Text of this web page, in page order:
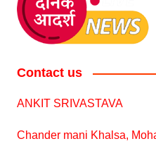
Contact us
ANKIT SRIVASTAVA
Chander mani Khalsa,